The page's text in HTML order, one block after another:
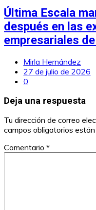
Última Escala
después en las
empresariales de
Mirla Hernández
27 de julio de 2026
0
Deja una respuesta
Tu dirección de correo
campos obligatorios
Comentario *